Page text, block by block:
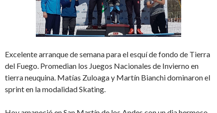
Excelente arranque de semana para el esquí de fondo de Tierra
del Fuego. Promedian los Juegos Nacionales de Invierno en
tierra neuquina. Matías Zuloaga y Martín Bianchi dominaron el
sprint en la modalidad Skating.